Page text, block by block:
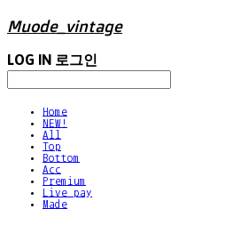
Muode_vintage
LOG IN 로그인
Home
NEW!
All
Top
Bottom
Acc
Premium
Live pay
Made